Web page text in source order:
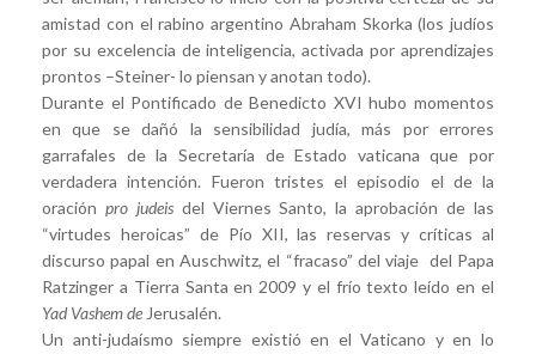
amistad con el rabino argentino Abraham Skorka (los judíos
por su excelencia de inteligencia, activada por aprendizajes
prontos –Steiner- lo piensan y anotan todo).
Durante el Pontificado de Benedicto XVI hubo momentos
en que se dañó la sensibilidad judía, más por errores
garrafales de la Secretaría de Estado vaticana que por
verdadera intención. Fueron tristes el episodio el de la
oración pro judeisdel Viernes Santo, la aprobación de las
“virtudes heroicas” de Pío XII, las reservas y críticas al
discurso papal en Auschwitz, el “fracaso” del viaje del Papa
Ratzinger a Tierra Santa en 2009 y el frío texto leído en el
Yad Vashem de Jerusalén.
Un anti-judaísmo siempre existió en el Vaticano y en lo